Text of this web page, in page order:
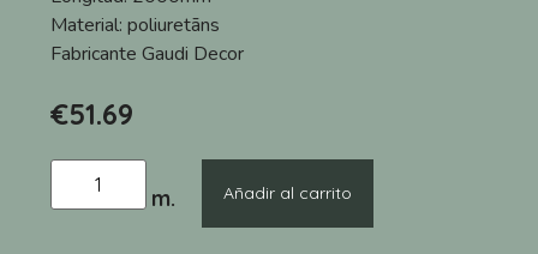
Material: poliuretāns
Fabricante Gaudi Decor
€51.69
Añadir al carrito